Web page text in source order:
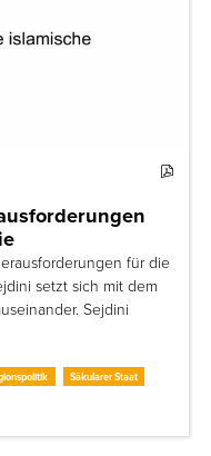
für die
setzt sich mit dem
Sejdini
Säkularer Staat